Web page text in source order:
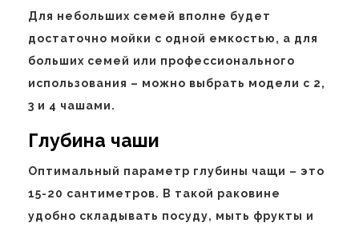
Для небольших семей вполне будет
достаточно мойки с одной емкостью, а для
больших семей или профессионального
использования – можно выбрать модели с 2,
3 и 4 чашами.
Глубина чаши
Оптимальный параметр глубины чащи – это
15-20 сантиметров. В такой раковине
удобно складывать посуду, мыть фрукты и